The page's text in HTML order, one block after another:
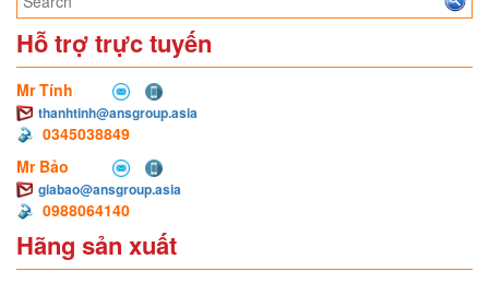
Hỗ trợ trực tuyến
Mr Tính
thanhtinh@ansgroup.asia
0345038849
Mr Bảo
giabao@ansgroup.asia
0988064140
Hãng sản xuất